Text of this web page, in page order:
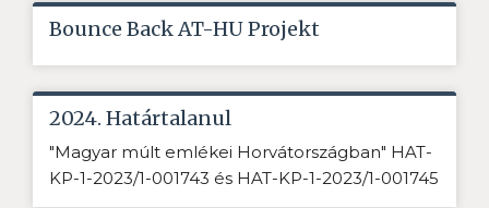
Bounce Back AT-HU Projekt
2024. Határtalanul
"Magyar múlt emlékei Horvátországban" HAT-
KP-1-2023/1-001743 és HAT-KP-1-2023/1-001745